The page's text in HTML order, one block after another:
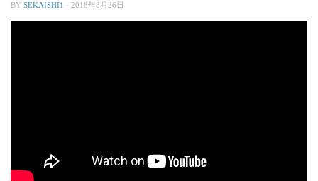
BY SEKAISHI1 · 2018年8月26日